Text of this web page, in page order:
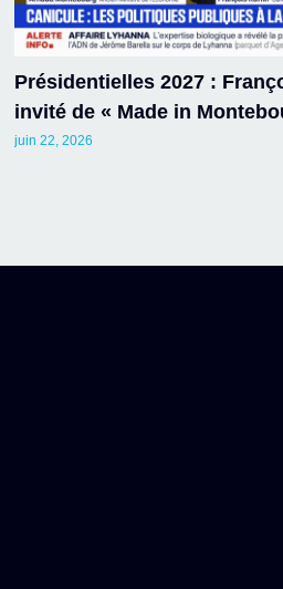
Présidentielles 2027 :
invité de « Made in
juin 22, 2026